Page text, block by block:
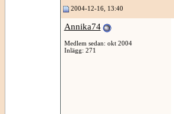
2004-12-16, 13:40
Annika74
Medlem sedan: okt 2004
Inlägg: 271